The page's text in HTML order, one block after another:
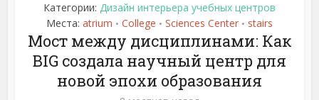
Категории: Дизайн интерьера учебных центров
Места: atrium • College • Sciences Center • stairs
Мост между дисциплинами: Как
BIG создала научный центр для
новой эпохи образования